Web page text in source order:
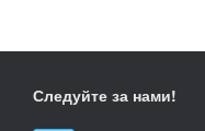
Следуйте за нами!